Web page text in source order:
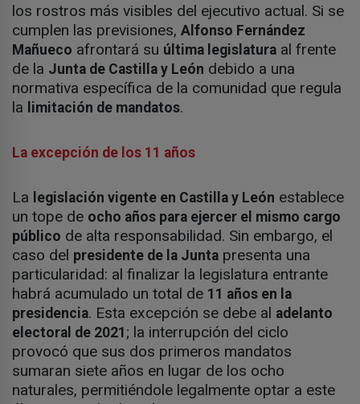
los rostros más visibles del ejecutivo actual. Si se
cumplen las previsiones, Alfonso Fernández
Mañueco afrontará su última legislatura al frente
de la Junta de Castilla y León debido a una
normativa específica de la comunidad que regula
la limitación de mandatos.
La excepción de los 11 años
La legislación vigente en Castilla y León establece
un tope de ocho años para ejercer el mismo cargo
público de alta responsabilidad. Sin embargo, el
caso del presidente de la Junta presenta una
particularidad: al finalizar la legislatura entrante
habrá acumulado un total de 11 años en la
presidencia. Esta excepción se debe al adelanto
electoral de 2021 ; la interrupción del ciclo
provocó que sus dos primeros mandatos
sumaran siete años en lugar de los ocho
naturales, permitiéndole legalmente optar a este